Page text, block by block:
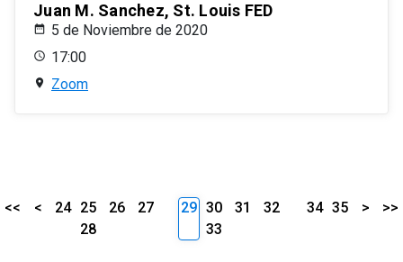
Juan M. Sanchez, St. Louis FED
5 de Noviembre de 2020
17:00
Zoom
<< < 24 25 26
27
28
29 30 31
32
33
34 35 > >>